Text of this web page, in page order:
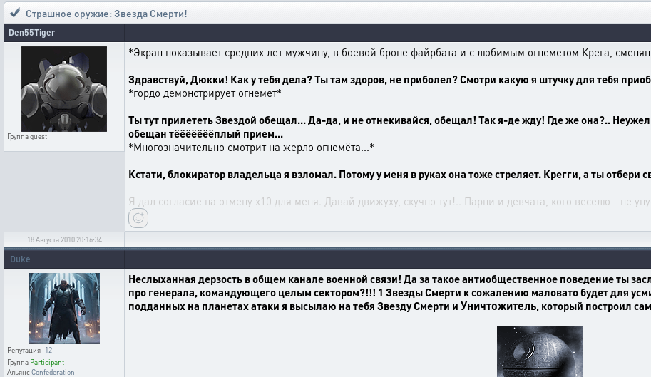
Страшное оружие: Звезда Смерти!
Den55Tiger
Группаguest
*Экран показывает средних лет мужчину, в боевой броне файрбата и с любимым огнеметом Крега,
Здравствуй, Дюкки! Как у тебя дела? Ты там здоров, не приболел? Смотри какую я штучку для тебя
*гордо демонстрирует огнемет*
Ты тут прилететь Звездой обещал... Да-да, и не отнекивайся, обещал! Так я-де жду! Где же она?..
обещан тёёёёёёёплый прием...
*Многозначительно смотрит на жерло огнемёта...*
Кстати, блокиратор владельца я взломал. Потому у меня в руках она тоже стреляет. Крегги, а ты отбери
Я дал согласие на отмену x10 для меня. Давай движуху, скучно тут!.. Парни и девчата, кого веселю - не
18 Августа 2010 20:16:34
Duke
Репутация-12
Группа Participant
АльянсConfederation
Неслыханная дерзость в общем канале военной связи! Да за такое антиобщественное поведение ты
про генерала, командующего целым сектором?!!! 1 Звезды Смерти к сожалению маловато будет для
подданных на планетах атаки я высылаю на тебя Звезду Смерти и Уничтожитель, который построил